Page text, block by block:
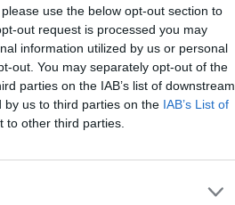
use the below opt-out section to
out request is processed you may
information utilized by us or personal
out. You may separately opt-out of the
parties on the IAB’s list of downstream
by us to third parties on the IAB’s List of
to other third parties.
“tregtarë ambulantë” se,
tatimore dhe as për të
të qarkullimit”, i
19.05.2008, “Për
1, gërma j), përcakton qartë